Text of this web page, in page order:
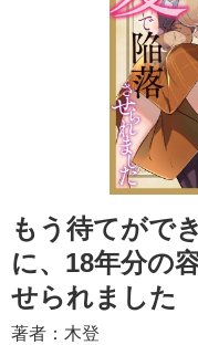
もう待てがで
に、18年分の
せられました
著者： 木登